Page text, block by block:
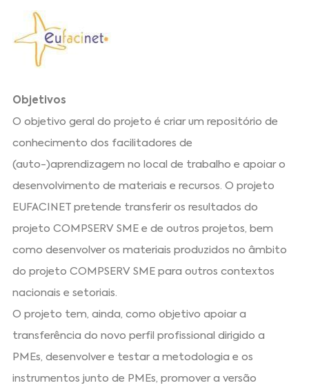
Objetivos
O objetivo geral do projeto é criar um repositório de
conhecimento dos facilitadores de
(auto-)aprendizagem no local de trabalho e apoiar o
desenvolvimento de materiais e recursos. O projeto
EUFACINET pretende transferir os resultados do
projeto COMPSERV SME e de outros projetos, bem
como desenvolver os materiais produzidos no âmbito
do projeto COMPSERV SME para outros contextos
nacionais e setoriais.
O projeto tem, ainda, como objetivo apoiar a
transferência do novo perfil profissional dirigido a
PMEs, desenvolver e testar a metodologia e os
instrumentos junto de PMEs, promover a versão